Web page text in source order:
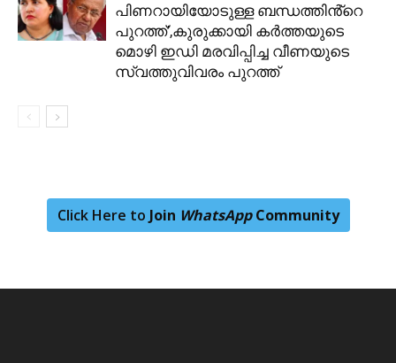
പിണറായിയോടുള്ള ബന്ധത്തിൻ്റെ
പുറത്ത്’,കുരുക്കായി കർത്തയുടെ
മൊഴി ഇഡി മരവിപ്പിച്ച വീണയുടെ
സ്വത്തുവിവരം പുറത്ത്
Click Here to Join WhatsAppCommunity